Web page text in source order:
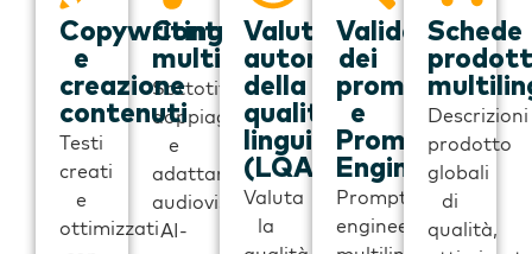
Contenuti
multimediali
Sottotitoli,
doppiaggio
e
adattamenti
audiovisivi
AI-
Valutazione
automatica
della
qualità
linguistica
(LQA)
Valuta
la
Validazione
dei
prompt
e
Prompt
Engineering
Prompt
engineering
Schede
Descrizioni
prodotto
globali
di
qualità,
Copywriting
e
creazione
contenuti
Testi
creati
e
ottimizzati